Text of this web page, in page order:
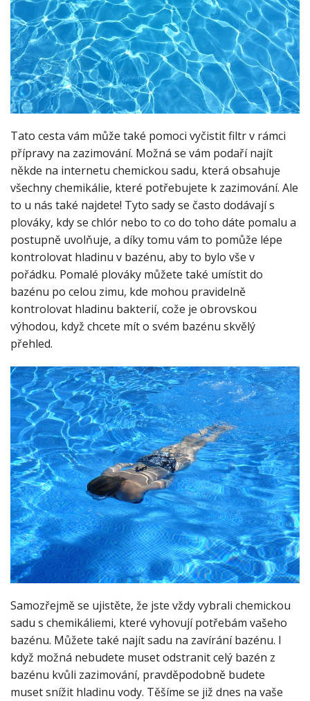
Tato cesta vám může také pomoci vyčistit filtr v rámci
přípravy na zazimování. Možná se vám podaří najít
někde na internetu chemickou sadu, která obsahuje
všechny chemikálie, které potřebujete k zazimování. Ale
to u nás také najdete! Tyto sady se často dodávají s
plováky, kdy se chlór nebo to co do toho dáte pomalu a
postupně uvolňuje, a díky tomu vám to pomůže lépe
kontrolovat hladinu v bazénu, aby to bylo vše v
pořádku. Pomalé plováky můžete také umístit do
bazénu po celou zimu, kde mohou pravidelně
kontrolovat hladinu bakterií, cože je obrovskou
výhodou, když chcete mít o svém bazénu skvělý
přehled.
Samozřejmě se ujistěte, že jste vždy vybrali chemickou
sadu s chemikáliemi, které vyhovují potřebám vašeho
bazénu. Můžete také najít sadu na zavírání bazénu. I
když možná nebudete muset odstranit celý bazén z
bazénu kvůli zazimování, pravděpodobně budete
muset snížit hladinu vody. Těšíme se již dnes na vaše